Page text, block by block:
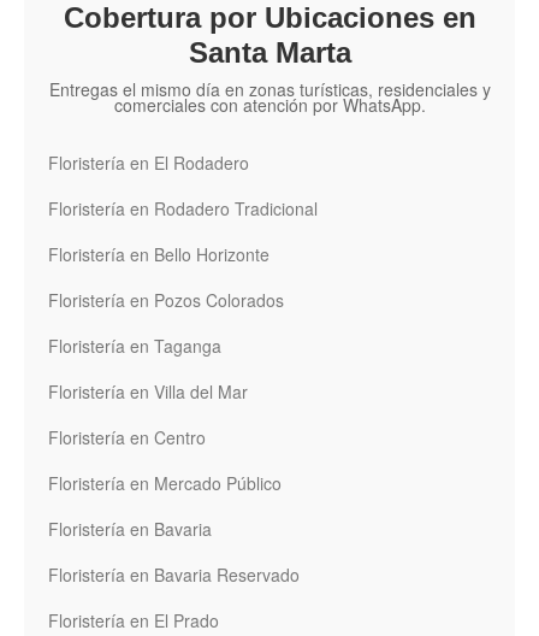
Cobertura por Ubicaciones en
Santa Marta
Entregas el mismo día en zonas turísticas, residenciales y
comerciales con atención por WhatsApp.
Floristería en El Rodadero
Floristería en Rodadero Tradicional
Floristería en Bello Horizonte
Floristería en Pozos Colorados
Floristería en Taganga
Floristería en Villa del Mar
Floristería en Centro
Floristería en Mercado Público
Floristería en Bavaria
Floristería en Bavaria Reservado
Floristería en El Prado